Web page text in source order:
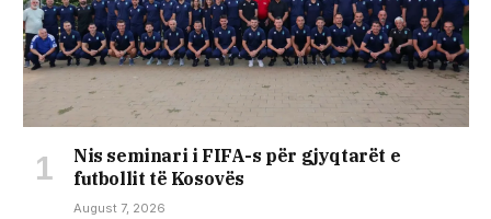
Nis seminari i FIFA-s për gjyqtarët e
futbollit të Kosovës
August 7, 2026